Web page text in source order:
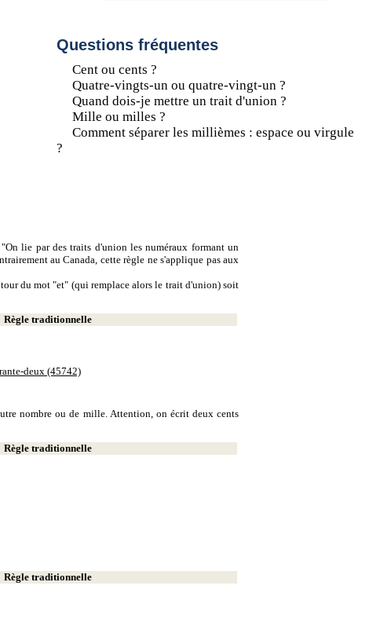
Questions fréquentes
Cent ou cents ?
Quatre-vingts-un ou quatre-vingt-un ?
Quand dois-je mettre un trait d'union ?
Mille ou milles ?
Comment séparer les millièmes : espace ou virgule
?
lie par des traits d'union les numéraux formant un
au Canada, cette règle ne s'applique pas aux
du mot "et" (qui remplace alors le trait d'union) soit
Règle traditionnelle
deux (45742)
nombre ou de mille. Attention, on écrit deux cents
Règle traditionnelle
Règle traditionnelle